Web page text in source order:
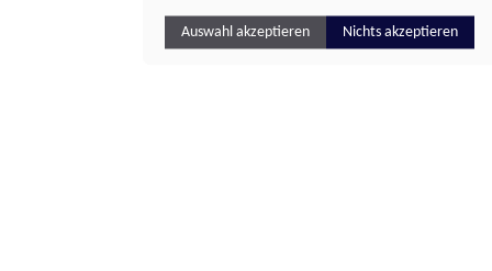
Auswahl akzeptieren Nichts akzeptieren